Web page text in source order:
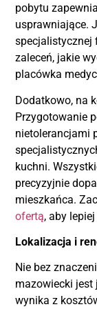
pobytu
usprawniające.
specjalistycznej
zaleceń, jakie
placówka
Dodatkowo, na
Przygotowanie
nietolerancjami
kuchni.
precyzyjnie
mieszkańca.
ofertą, aby
Lokalizacja i
Nie bez
mazowiecki jest
wynika z